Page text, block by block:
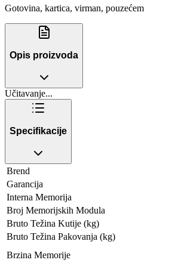
Gotovina, kartica, virman, pouzećem
Opis proizvoda
Učitavanje...
Specifikacije
Brend
Garancija
Interna Memorija
Broj Memorijskih Modula
Bruto Težina Kutije (kg)
Bruto Težina Pakovanja (kg)
Brzina Memorije